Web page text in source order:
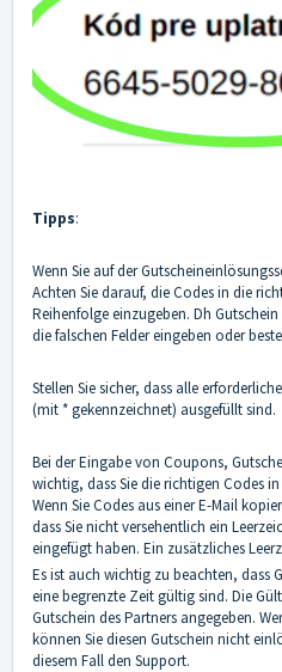
Tipps:
Wenn Sie auf der
Achten Sie darauf, die Codes in die
Reihenfolge einzugeben. Dh
die falschen Felder eingeben oder
Stellen Sie sicher, dass alle
(mit * gekennzeichnet) ausgefüllt sind.
Bei der Eingabe von Coupons,
wichtig, dass Sie die richtigen Codes
Wenn Sie Codes aus einer E-Mail
dass Sie nicht versehentlich ein
eingefügt haben. Ein zusätzliches
Es ist auch wichtig zu beachten, dass
eine begrenzte Zeit gültig sind. Die
Gutschein des Partners angegeben.
können Sie diesen Gutschein nicht
diesem Fall den Support.